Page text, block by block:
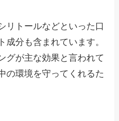
リトールなどといった口
成分も含まれています。
グが主な効果と言われて
の環境を守ってくれるた